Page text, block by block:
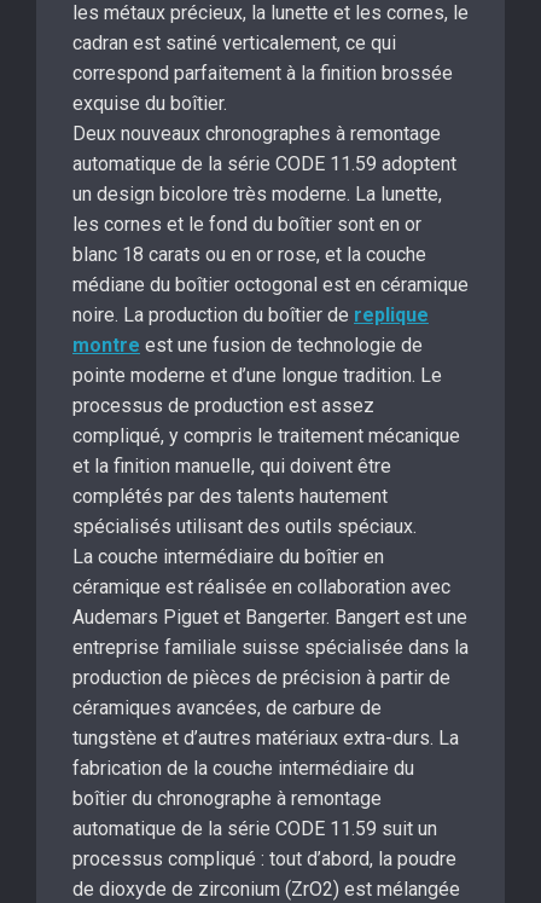
les métaux précieux, la lunette et les cornes, le
cadran est satiné verticalement, ce qui
correspond parfaitement à la finition brossée
exquise du boîtier.
Deux nouveaux chronographes à remontage
automatique de la série CODE 11.59 adoptent
un design bicolore très moderne. La lunette,
les cornes et le fond du boîtier sont en or
blanc 18 carats ou en or rose, et la couche
médiane du boîtier octogonal est en céramique
noire. La production du boîtier de replique
montre est une fusion de technologie de
pointe moderne et d’une longue tradition. Le
processus de production est assez
compliqué, y compris le traitement mécanique
et la finition manuelle, qui doivent être
complétés par des talents hautement
spécialisés utilisant des outils spéciaux.
La couche intermédiaire du boîtier en
céramique est réalisée en collaboration avec
Audemars Piguet et Bangerter. Bangert est une
entreprise familiale suisse spécialisée dans la
production de pièces de précision à partir de
céramiques avancées, de carbure de
tungstène et d’autres matériaux extra-durs. La
fabrication de la couche intermédiaire du
boîtier du chronographe à remontage
automatique de la série CODE 11.59 suit un
processus compliqué : tout d’abord, la poudre
de dioxyde de zirconium (ZrO2) est mélangée